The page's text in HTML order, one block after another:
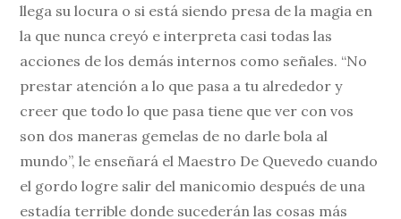
llega su locura o si está siendo presa de la magia en
la que nunca creyó e interpreta casi todas las
acciones de los demás internos como señales. “No
prestar atención a lo que pasa a tu alrededor y
creer que todo lo que pasa tiene que ver con vos
son dos maneras gemelas de no darle bola al
mundo”, le enseñará el Maestro De Quevedo cuando
el gordo logre salir del manicomio después de una
estadía terrible donde sucederán las cosas más